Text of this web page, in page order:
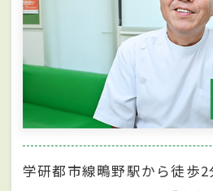
学研都市線鴫野駅から徒歩2